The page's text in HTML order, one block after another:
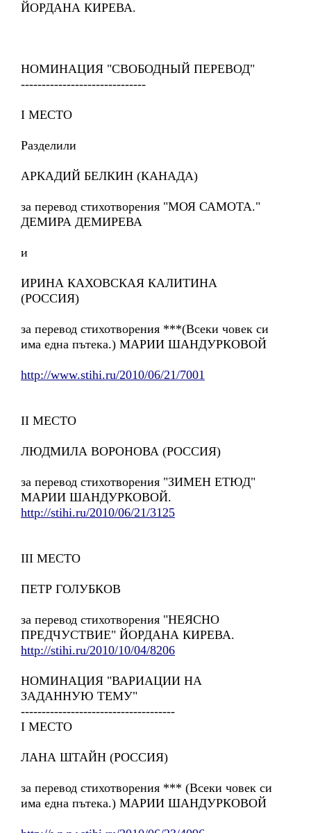
ЙОРДАНА КИРЕВА.
НОМИНАЦИЯ "СВОБОДНЫЙ ПЕРЕВОД"
------------------------------
I МЕСТО
Разделили
АРКАДИЙ БЕЛКИН (КАНАДА)
за перевод стихотворения "МОЯ САМОТА."
ДЕМИРА ДЕМИРЕВА
и
ИРИНА КАХОВСКАЯ КАЛИТИНА
(РОССИЯ)
за перевод стихотворения ***(Всеки човек си
има една пътека.) МАРИИ ШАНДУРКОВОЙ
http://www.stihi.ru/2010/06/21/7001
II МЕСТО
ЛЮДМИЛА ВОРОНОВА (РОССИЯ)
за перевод стихотворения "ЗИМЕН ЕТЮД"
МАРИИ ШАНДУРКОВОЙ.
http://stihi.ru/2010/06/21/3125
III МЕСТО
ПЕТР ГОЛУБКОВ
за перевод стихотворения "НЕЯСНО
ПРЕДЧУСТВИЕ" ЙОРДАНА КИРЕВА.
http://stihi.ru/2010/10/04/8206
НОМИНАЦИЯ "ВАРИАЦИИ НА
ЗАДАННУЮ ТЕМУ"
-------------------------------------
I МЕСТО
ЛАНА ШТАЙН (РОССИЯ)
за перевод стихотворения *** (Всеки човек си
има една пътека.) МАРИИ ШАНДУРКОВОЙ